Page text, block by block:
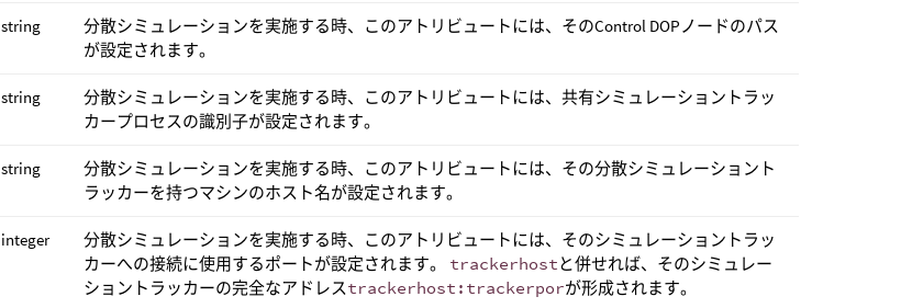
string
分散シミュレーションを実施する時、このアトリビュートには、そのControl DOPノードのパス
が設定されます。
string
分散シミュレーションを実施する時、このアトリビュートには、共有シミュレーショントラッ
カープロセスの識別子が設定されます。
string
分散シミュレーションを実施する時、このアトリビュートには、その分散シミュレーショント
ラッカーを持つマシンのホスト名が設定されます。
integer
分散シミュレーションを実施する時、このアトリビュートには、そのシミュレーショントラッ
カーへの接続に使用するポートが設定されます。 trackerhostと併せれば、そのシミュレー
ショントラッカーの完全なアドレスtrackerhost:trackerporが形成されます。